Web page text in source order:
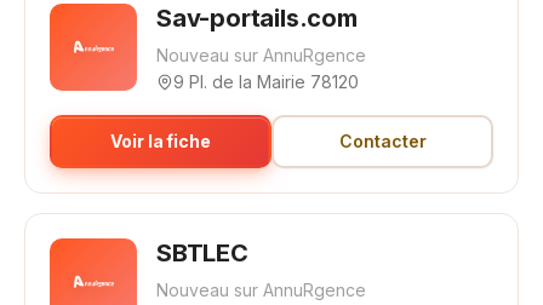
Sav-portails.com
Nouveau sur AnnuRgence
9 Pl. de la Mairie 78120
Voir la fiche Contacter
SBTLEC
Nouveau sur AnnuRgence